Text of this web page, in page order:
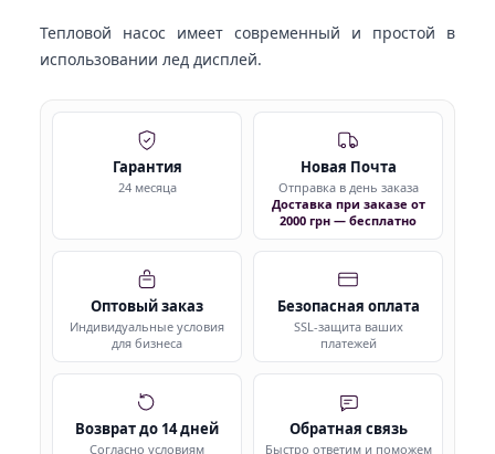
Тепловой насос имеет современный и простой в
использовании лед дисплей.
Гарантия
24 месяца
Новая Почта
Отправка в день заказа
Доставка при заказе от
2000 грн — бесплатно
Оптовый заказ
Индивидуальные условия
для бизнеса
Безопасная оплата
SSL-защита ваших
платежей
Возврат до 14 дней
Согласно условиям
Обратная связь
Быстро ответим и поможем